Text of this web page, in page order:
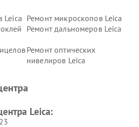
Leica Ремонт микроскопов Leica
Ремонт дальномеров Leica
Ремонт оптических
нивелиров Leica
Leica: